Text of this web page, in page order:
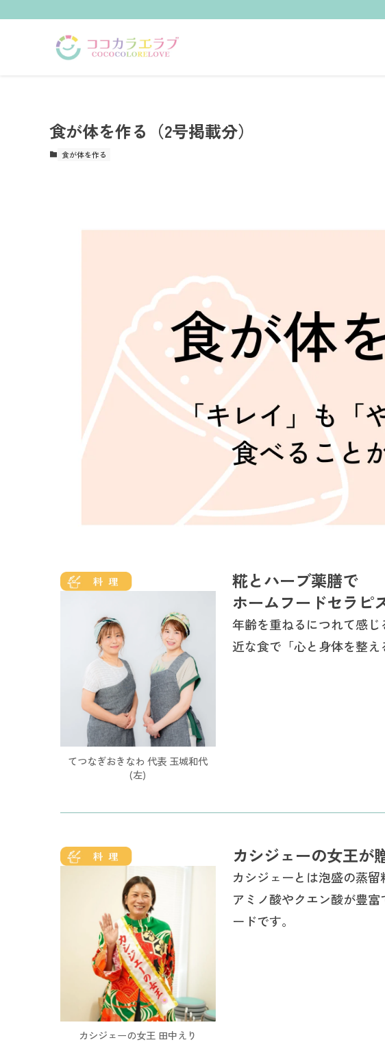
食が体を作る（2号掲載分）
食が体を作る
てつなぎおきなわ 代表 玉城和代
(左)
糀とハーブ薬膳で
ホームフードセラピ
年齢を重ねるにつれて感
近な食で「心と身体を整
カシジェーの女王 田中えり
カシジェーの女王が
カシジェーとは泡盛の蒸留
アミノ酸やクエン酸が豊
ードです。